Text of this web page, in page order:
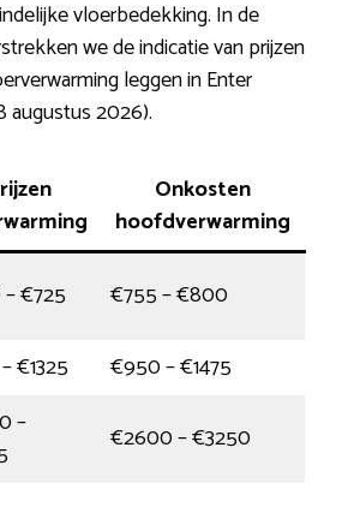
vloerbedekking. In de
we de indicatie van prijzen
leggen in Enter
augustus 2026).
Onkosten
hoofdverwarming
€725
€755 – €800
€1325
€950 – €1475
–
€2600 – €3250